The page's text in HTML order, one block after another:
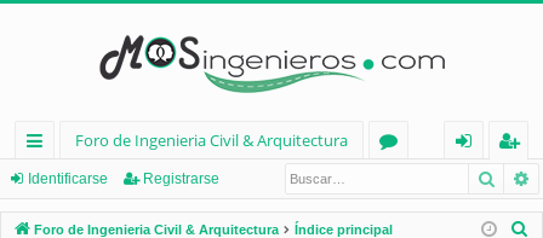
nl
ac
Foro de Ingenieria Civil & Arquitectura
os
nt
eg
ist
Identificarse Registrarse
Foro de Ingenieria Civil & Arquitectura Índice principal